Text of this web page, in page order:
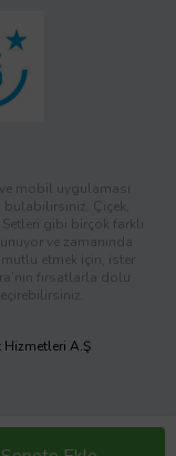
mobil uygulaması
bulabilirsiniz. Çiçek,
gibi birçok farklı
ve zamanında
etmek için, ister
fırsatlarla dolu
A.Ş